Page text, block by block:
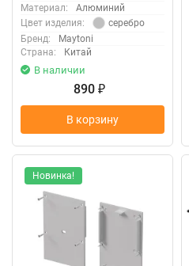
Материал:
Алюминий
Цвет изделия:
серебро
Бренд:
Maytoni
Страна:
Китай
В наличии
890 ₽
В корзину
Новинка!